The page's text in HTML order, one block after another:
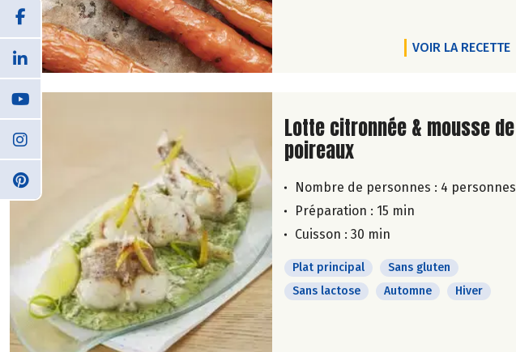
VOIR LA RECETTE
Lire la suite de la recette
Lotte citronnée & mousse de
poireaux
Nombre de personnes : 4 personnes
Préparation : 15 min
Cuisson : 30 min
Plat principal
Sans gluten
Sans lactose
Automne Hiver